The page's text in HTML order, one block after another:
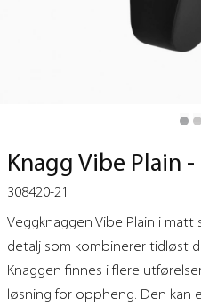
Knagg Vibe Plain
308420-21
Veggknaggen Vibe Plain i
detalj som kombinerer tidløst
Knaggen finnes i flere
løsning for oppheng. Den kan